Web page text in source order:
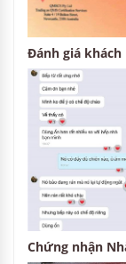
Đánh giá khách
Chứng nhận